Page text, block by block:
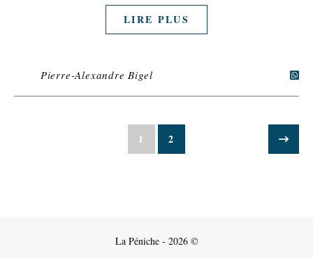
LIRE PLUS
Pierre-Alexandre Bigel
1 2
La Péniche - 2026 ©